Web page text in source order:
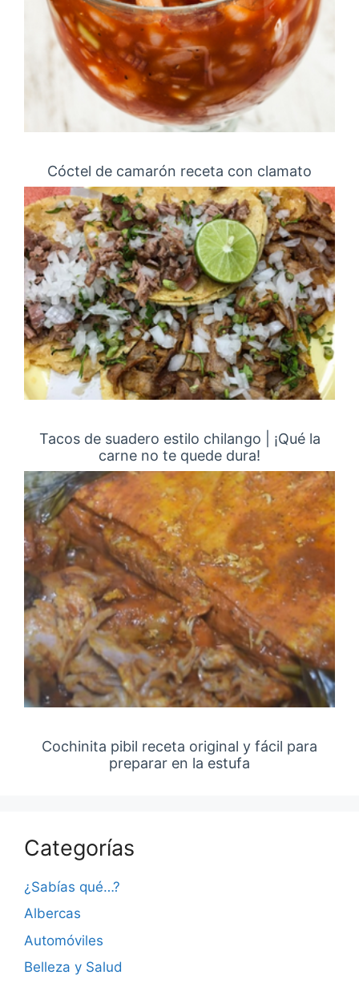
Cóctel de camarón receta con clamato
Tacos de suadero estilo chilango | ¡Qué la
carne no te quede dura!
Cochinita pibil receta original y fácil para
preparar en la estufa
Categorías
¿Sabías qué…?
Albercas
Automóviles
Belleza y Salud